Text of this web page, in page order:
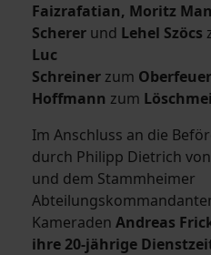
Faizrafatian, Moritz
Scherer und Lehel Szöcs
Luc
Schreiner zum
Hoffmann zum
Im Anschluss an die
durch Philipp Dietrich
und dem Stammheimer
Kameraden Andreas
ihre 20-jährige